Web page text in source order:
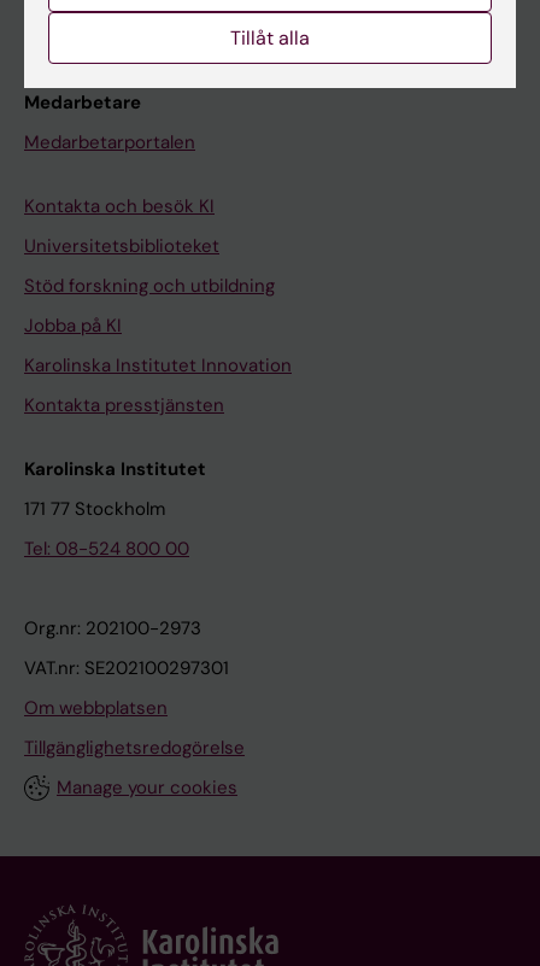
Student på KI
Medarbetare
Medarbetarportalen
Kontakta och besök KI
Universitetsbiblioteket
Stöd forskning och utbildning
Jobba på KI
Karolinska Institutet Innovation
Kontakta presstjänsten
Karolinska Institutet
171 77 Stockholm
Tel: 08-524 800 00
Org.nr: 202100-2973
VAT.nr: SE202100297301
Om webbplatsen
Tillgänglighetsredogörelse
Manage your cookies
Tillåt alla